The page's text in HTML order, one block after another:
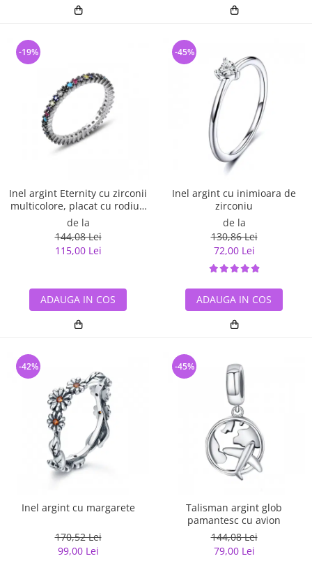
Inel argint Eternity cu zirconii
multicolore, placat cu rodiu -
ITU0229
de la
144,08 Lei
115,00 Lei
-19%
ADAUGA IN COS
Inel argint cu inimioara de
zirconiu
de la
130,86 Lei
72,00 Lei
-45%
ADAUGA IN COS
Inel argint cu margarete
170,52 Lei
99,00 Lei
-42%
Talisman argint glob
pamantesc cu avion
144,08 Lei
79,00 Lei
-45%